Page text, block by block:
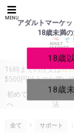
アダルトマーケ
18歳未満
18歳
18歳
MENU
16時までの注文は即
5500円以上のお買い
初めての方
へ
発送方
法
全て サポート